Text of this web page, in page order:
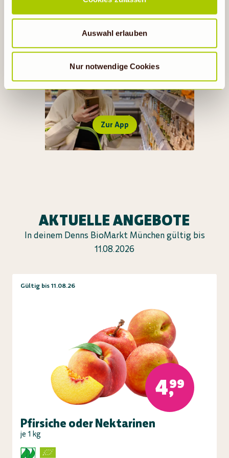
Rechtsbehelfsmöglichkeiten, verarbeitet werden können.
Wenn auf „Nur notwendige Cookies“ geklickt bzw.
statistische Cookies abgewählt werden, findet die
Auswahl erlauben
Nur notwendige Cookies
ALLES RUND UM DIE DENNS
BIO APP
Zur App
AKTUELLE ANGEBOTE
In deinem Denns BioMarkt München gültig bis
11.08.2026
Gültig bis 11.08.26
4,99
Pfirsiche oder Nektarinen
je 1 kg